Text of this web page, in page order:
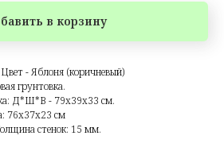
в корзину
- Яблоня (коричневый)
грунтовка.
Д*Ш*В - 79х39х33 см.
76х37х23 см
стенок: 15 мм.